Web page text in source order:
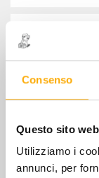
Consenso
Questo sito
Utilizziamo i
annunci, per
saldatori e
BETA
€